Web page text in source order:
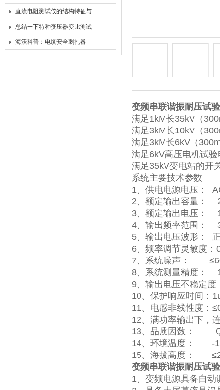
直流电阻测试仪的结构特征与
工作原理总结
总结一下特种变压器变比测试
仪的功能及特性
海沃科普：电缆安全刺扎器
变频串联谐振耐压试
满足1kM长35kV（
满足3kM长10kV（
满足3kM长6kV（
满足6kV高压电机试验
满足35kV变电站的开
系统主要技术参数
1、供电电源电压：
2、额定输出容量
3、额定输出电压：
4、输出频率范围：
5、输出电压波形：
6、频率调节灵敏度：
7、系统噪声：
8、系统测量精度：
9、输出电压不稳定度
10、保护响应时间：
11、电感非线性度：
12、满功率输出下，
13、品质因数：
14、环境温度：
15、海拔高度：
变频串联谐振耐压试
1、变频电源具备自